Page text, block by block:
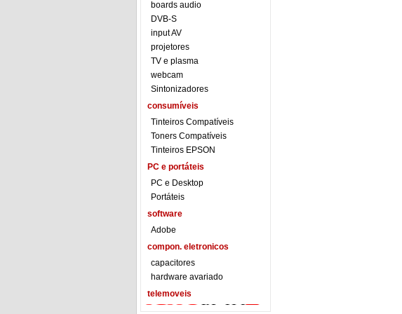
boards audio
DVB-S
input AV
projetores
TV e plasma
webcam
Sintonizadores
consumíveis
Tinteiros Compatíveis
Toners Compatíveis
Tinteiros EPSON
PC e portáteis
PC e Desktop
Portáteis
software
Adobe
compon. eletronicos
capacitores
hardware avariado
telemoveis